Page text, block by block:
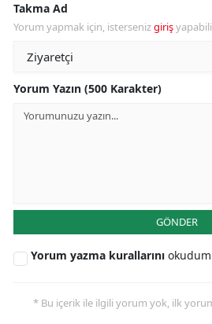
Takma Ad
Yorum yapmak için, istersenizgiriş
Yorum Yazın (500 Karakter)
GÖNDER
Yorum yazma kurallarını
* Bu içerik ile ilgili yorum yok, ilk